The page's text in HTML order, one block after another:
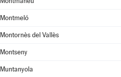
Montmeló
Montornès del Vallès
Montseny
Muntanyola